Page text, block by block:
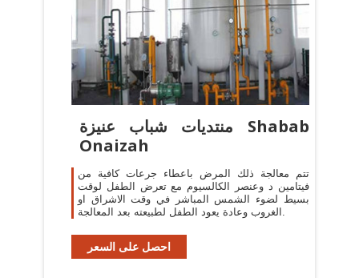
منتديات شباب عنيزة Shabab
Onaizah
تتم معالجة ذلك المرض باعطاء جرعات كافية من
فيتامين د وعنصر الكالسيوم مع تعرض الطفل لوقت
بسيط لضوء الشمس المباشر في وقت الاشراق او
الغروب وعادة يعود الطفل لطبيعته بعد المعالجة.
احصل على السعر